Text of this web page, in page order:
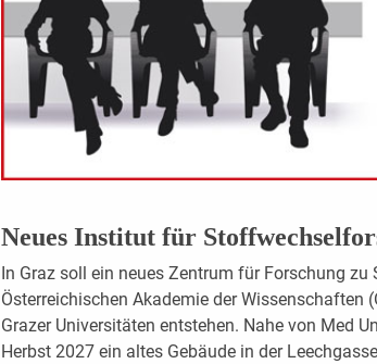
Neues Institut für
In Graz soll ein neues Zentrum für Forschung
Österreichischen Akademie der Wissenschaften
Grazer Universitäten entstehen. Nahe von Med
Herbst 2027 ein altes Gebäude in der